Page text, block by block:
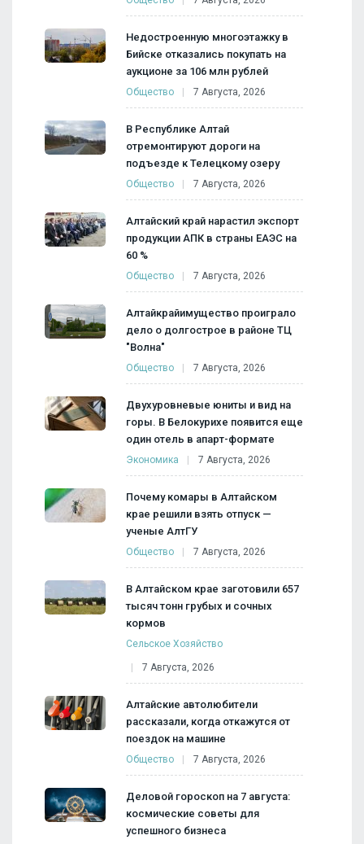
Недостроенную многоэтажку в
Бийске отказались покупать на
аукционе за 106 млн рублей
Общество 7 Августа, 2026
В Республике Алтай
отремонтируют дороги на
подъезде к Телецкому озеру
Общество 7 Августа, 2026
Алтайский край нарастил экспорт
продукции АПК в страны ЕАЭС на
60 %
Общество 7 Августа, 2026
Алтайкрайимущество проиграло
дело о долгострое в районе ТЦ
"Волна"
Общество 7 Августа, 2026
Двухуровневые юниты и вид на
горы. В Белокурихе появится еще
один отель в апарт-формате
Экономика 7 Августа, 2026
Почему комары в Алтайском
крае решили взять отпуск —
ученые АлтГУ
Общество 7 Августа, 2026
В Алтайском крае заготовили 657
тысяч тонн грубых и сочных
кормов
Сельское Хозяйство
7 Августа, 2026
Алтайские автолюбители
рассказали, когда откажутся от
поездок на машине
Общество 7 Августа, 2026
Деловой гороскоп на 7 августа:
космические советы для
успешного бизнеса